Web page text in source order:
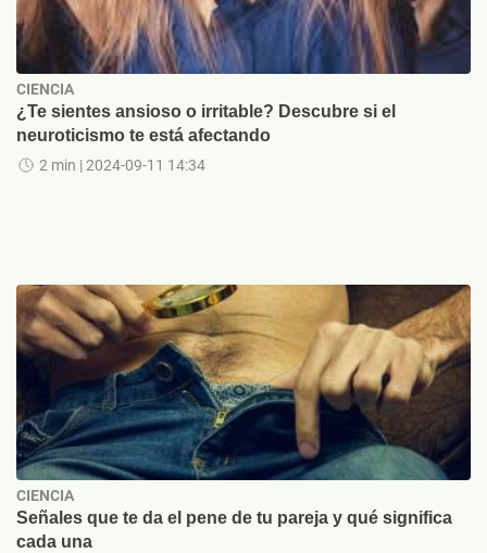
CIENCIA
¿Te sientes ansioso o irritable? Descubre si el
neuroticismo te está afectando
2 min | 2024-09-11 14:34
CIENCIA
Señales que te da el pene de tu pareja y qué significa
cada una